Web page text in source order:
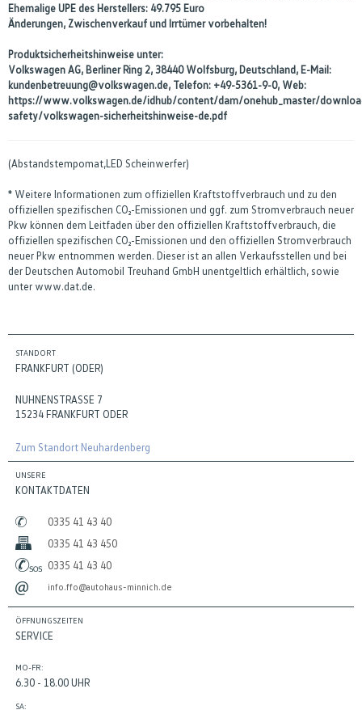
Ehemalige UPE des Herstellers: 49.795 Euro
Änderungen, Zwischenverkauf und Irrtümer vorbehalten!
Produktsicherheitshinweise unter:
Volkswagen AG, Berliner Ring 2, 38440 Wolfsburg, Deutschland, E-Mail:
kundenbetreuung@volkswagen.de, Telefon: +49-5361-9-0, Web:
https://www.volkswagen.de/idhub/content/dam/onehub_master/
safety/volkswagen-sicherheitshinweise-de.pdf
(Abstandstempomat,LED Scheinwerfer)
* Weitere Informationen zum offiziellen Kraftstoffverbrauch und zu den
offiziellen spezifischen CO₂-Emissionen und ggf. zum Stromverbrauch neuer
Pkw können dem Leitfaden über den offiziellen Kraftstoffverbrauch, die
offiziellen spezifischen CO₂-Emissionen und den offiziellen Stromverbrauch
neuer Pkw entnommen werden. Dieser ist an allen Verkaufsstellen und bei
der Deutschen Automobil Treuhand GmbH unentgeltlich erhältlich, sowie
unter www.dat.de.
STANDORT
FRANKFURT (ODER)
NUHNENSTRASSE 7
15234 FRANKFURT ODER
Zum Standort Neuhardenberg
UNSERE
KONTAKTDATEN
0335 41 43 40
0335 41 43 450
0335 41 43 40
info.ffo@autohaus-minnich.de
ÖFFNUNGSZEITEN
SERVICE
MO-FR:
6.30 - 18.00 UHR
SA: